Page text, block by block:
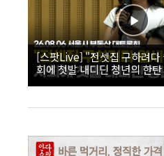
[스팟Live] "전셋집 구하려다
회에 첫발 내디딘 청년의 한
시 부동산 대토론회